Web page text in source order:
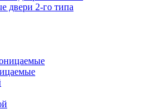
двери 2-го типа